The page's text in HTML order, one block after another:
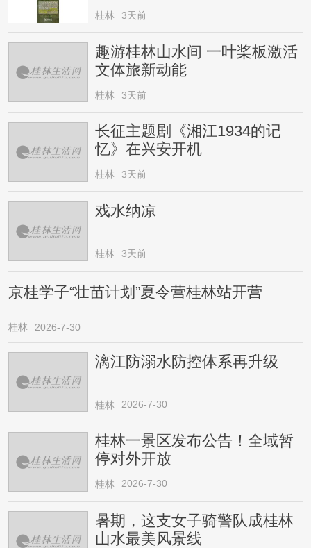
桂林 3天前
趣游桂林山水间 一叶桨板激活
文体旅新动能
桂林 3天前
长征主题剧《湘江1934的记
忆》在兴安开机
桂林 3天前
戏水纳凉
桂林 3天前
京桂学子“壮苗计划”夏令营桂林站开营
桂林 2026-7-30
漓江防溺水防控体系再升级
桂林 2026-7-30
桂林一景区发布公告！全域暂
停对外开放
桂林 2026-7-30
暑期，这支女子骑警队成桂林
山水最美风景线